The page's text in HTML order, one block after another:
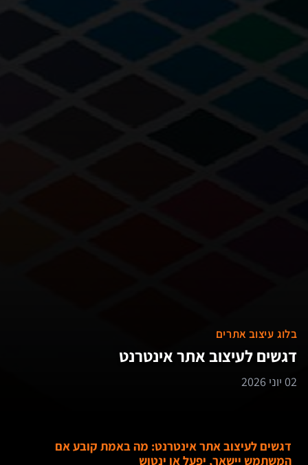
בלוג עיצוב אתרים
דגשים לעיצוב אתר אינטרנט
02 יוני 2026
דגשים לעיצוב אתר אינטרנט: מה באמת קובע אם
המשתמש יישאר, יפעל או ינטוש